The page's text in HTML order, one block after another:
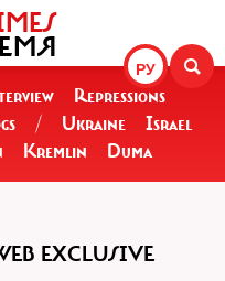
РУ
Repressions
/ Ukraine
Israel
Kremlin Duma
EXCLUSIVE